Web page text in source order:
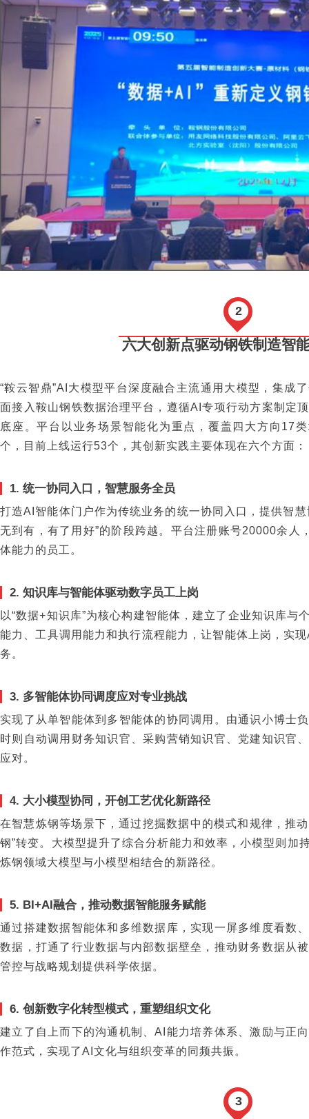
2
六大创新点驱动钢铁制造智
“鞍云智鼎”AI大模型平台深度融合主流通用大模型，集成
面接入鞍山钢铁数据治理平台，遵循AI专项行动方案制定
底座。平台以业务场景智能化为重点，覆盖四大方向17
个，目前上线运行53个，其创新实践主要体现在六个方面：
1. 统一协同入口，智慧服务全员
打造AI智能体门户作为传统业务的统一协同入口，提供智
无到有，有了用好”的阶段跨越。平台注册账号20000余人
体能力的员工。
2. 知识库与智能体驱动数字员工上岗
以“数据+知识库”为核心构建智能体，建立了企业知识库与
能力、工具调用能力和执行流程能力，让智能体上岗，实
务。
3. 多智能体协同调度应对专业挑战
实现了从单智能体到多智能体的协同调用。由通识小博士
时则自动调用财务知识官、采购营销知识官、党建知识官
应对。
4. 大小模型协同，开创工艺优化新路径
在智慧炼钢等场景下，通过挖掘数据中的模式和规律，推
钢”转变。大模型提升了综合分析能力和效率，小模型则加
炼钢领域大模型与小模型相结合的新路径。
5. BI+AI融合，推动数据智能服务赋能
通过搭建数据智能体和多维数据库，实现一屏多维度看数
数据，打通了行业数据与内部数据壁垒，推动财务数据从
管控与战略规划提供科学依据。
6. 创新数字化转型模式，重塑组织文化
建立了自上而下的沟通机制、AI能力培养体系、激励与正
作范式，实现了AI文化与组织变革的同频共振。
3